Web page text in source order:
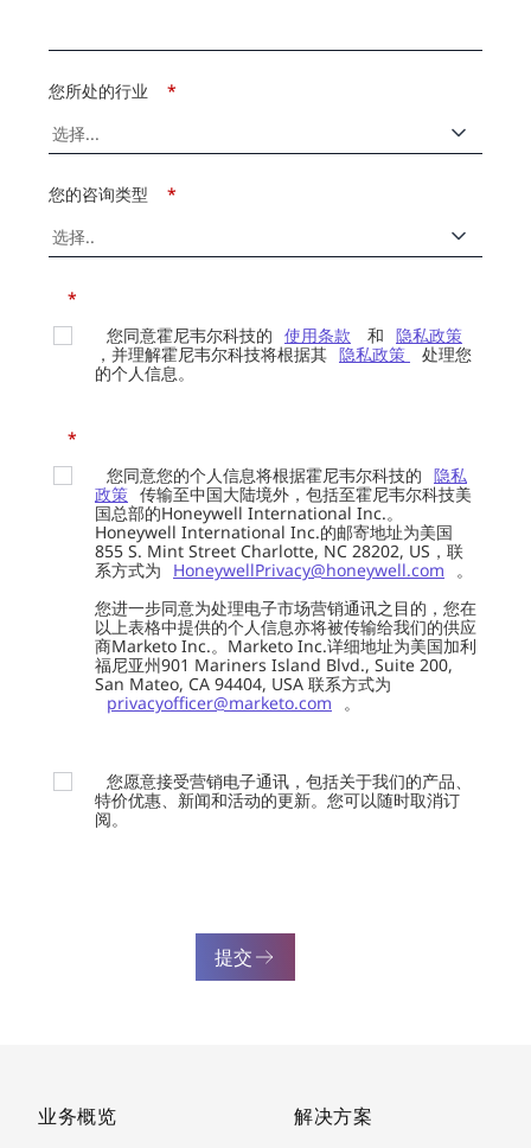
*
您所处的行业
*
您的咨询类型
*
您同意霍尼韦尔科技的 使用条款 和 隐私政策
，并理解霍尼韦尔科技将根据其 隐私政策
处理您
的个人信息。
*
您同意您的个人信息将根据霍尼韦尔科技的 隐私
政策 传输至中国大陆境外，包括至霍尼韦尔科技美
国总部的Honeywell International Inc.。
Honeywell International Inc.的邮寄地址为美国
855 S. Mint Street Charlotte, NC 28202, US，联
系方式为
HoneywellPrivacy@honeywell.com
。
您进一步同意为处理电子市场营销通讯之目的，您在
以上表格中提供的个人信息亦将被传输给我们的供应
商Marketo Inc.。Marketo Inc.详细地址为美国加利
福尼亚州901 Mariners Island Blvd., Suite 200,
San Mateo, CA 94404, USA 联系方式为
privacyofficer@marketo.com
。
您愿意接受营销电子通讯，包括关于我们的产品、
特价优惠、新闻和活动的更新。您可以随时取消订
阅。
提交
业务概览
解决方案